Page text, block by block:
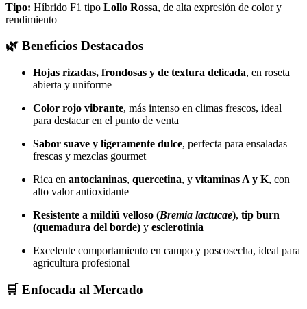
Tipo: Híbrido F1 tipo Lollo Rossa, de alta expresión de color y
rendimiento
🌿 Beneficios Destacados
Hojas rizadas, frondosas y de textura delicada, en roseta
abierta y uniforme
Color rojo vibrante, más intenso en climas frescos, ideal
para destacar en el punto de venta
Sabor suave y ligeramente dulce, perfecta para ensaladas
frescas y mezclas gourmet
Rica en antocianinas, quercetina, y vitaminas A y K, con
alto valor antioxidante
Resistente a mildiú velloso (Bremia lactucae), tip burn
(quemadura del borde) y esclerotinia
Excelente comportamiento en campo y poscosecha, ideal para
agricultura profesional
🛒 Enfocada al Mercado